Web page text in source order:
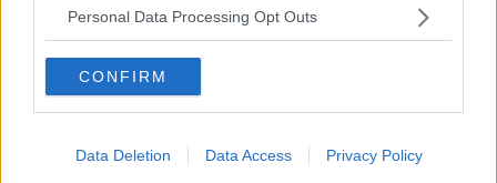
Personal Data Processing Opt Outs
CONFIRM
Data Deletion Data Access Privacy Policy
Ma ti ascolti?
Contornati di persone che…
Non dare niente per scontato
Che cos’è la dipendenza affettiva?
Quarta tappa nelle personalità: il narcisista
​Iniziamo l’anno con il piede giusto